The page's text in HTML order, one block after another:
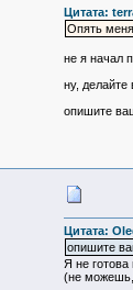
Цитата:
Опять
не я начал
ну,
опишите
Цитата:
опишите
Я не готова
(не